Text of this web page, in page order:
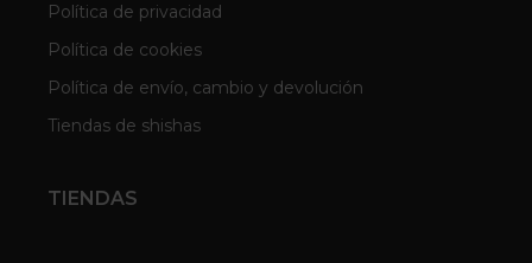
Política de privacidad
Política de cookies
Política de envío, cambio y devolución
Tiendas de shishas
TIENDAS